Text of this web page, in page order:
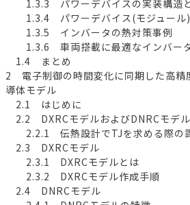
1.3.3 パワーデバイスの実装構造
1.3.4 パワーデバイス(モジュール)
1.3.5 インバータの熱対策事例
1.3.6 車両搭載に最適なインバー
1.4 まとめ
2 電子制御の時間変化に同期した高精
導体モデル
2.1 はじめに
2.2 DXRCモデルおよびDNRCモデ
2.2.1 伝熱設計でTJを求める際の
2.3 DXRCモデル
2.3.1 DXRCモデルとは
2.3.2 DXRCモデル作成手順
2.4 DNRCモデル